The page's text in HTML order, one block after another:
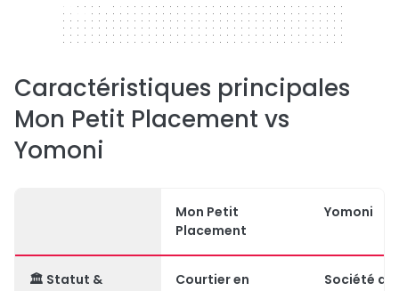
320 x 50
Caractéristiques principales
Mon Petit Placement vs
Yomoni
Mon Petit
Placement
Yomoni
🏛️ Statut &
Courtier en
Société de